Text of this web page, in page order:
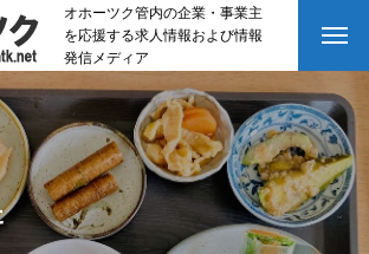
オホーツク管内の企業・事業主
を応援する求人情報および情報
発信メディア